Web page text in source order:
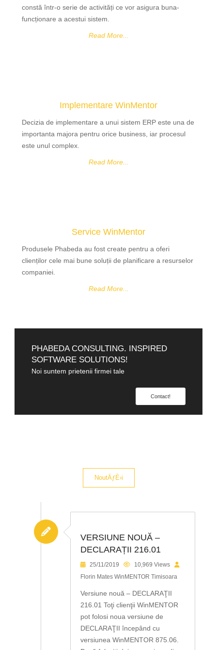
constă într-o serie de activități ce vor asigura buna-
funcționare a acestui sistem.
Read More...
Implementare WinMentor
Decizia de implementare a unui sistem ERP este una de
importanta majora pentru orice business, iar procesul
este unul complex.
Read More...
Service WinMentor
Produsele Phabeda au fost create pentru a oferi
clienților cele mai bune soluții de planificare a resurselor
companiei.
Read More...
PHABEDA CONSULTING. INSPIRED
SOFTWARE SOLUTIONS!
Noi suntem prietenii firmei tale
Contact!
NoutÄƒÈ›i
VERSIUNE NOUĂ –
DECLARAȚII 216.01
25/11/2019
10,969 Views
Florin Mates WinMENTOR Timisoara
Versiune nouă – DECLARAŢII
216.01 Toţi clienţii WinMENTOR
pot folosi noua versiune de
DECLARAŢII începând cu
versiunea WinMENTOR 875.06.